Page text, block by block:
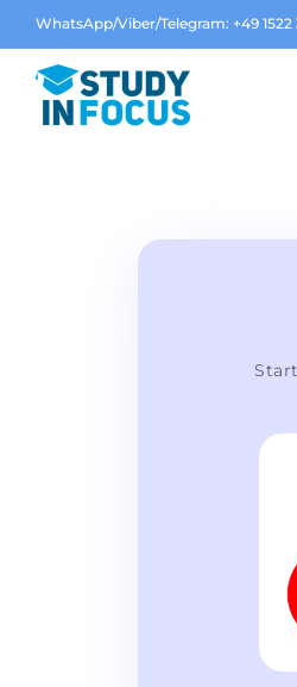
WhatsApp/Viber/Telegram: +49 1522
Start